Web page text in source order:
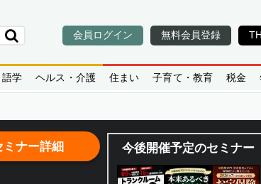
会員ログイン 無料会員登録
語学 ヘルス・介護 住まい 子育て・教育 税金
ミナー詳細 今後開催予定のセミナー